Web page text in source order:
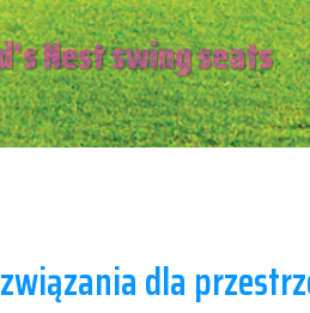
dla
Nest swing seats